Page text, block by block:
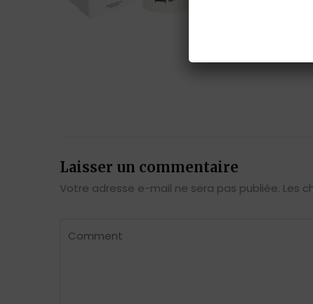
Laisser un commentaire
Votre adresse e-mail ne sera pas publiée. Les